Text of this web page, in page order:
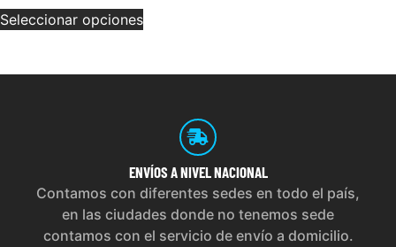
Seleccionar opciones
ENVÍOS A NIVEL NACIONAL
Contamos con diferentes sedes en todo el país,
en las ciudades donde no tenemos sede
contamos con el servicio de envío a domicilio.